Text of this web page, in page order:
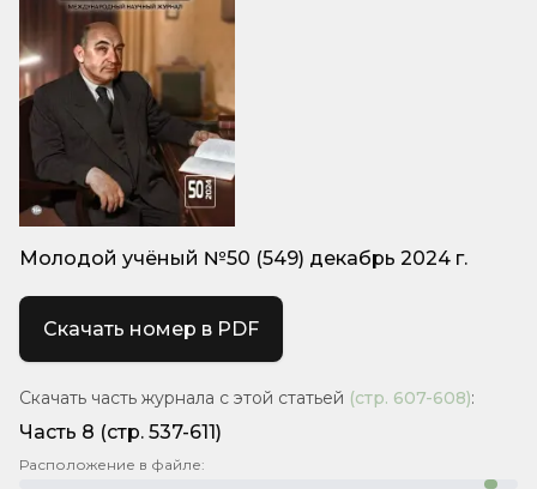
Молодой учёный №50 (549) декабрь 2024 г.
Скачать номер в PDF
Скачать часть журнала с этой статьей (стр. 607-608):
Часть 8 (стр. 537-611)
Расположение в файле: